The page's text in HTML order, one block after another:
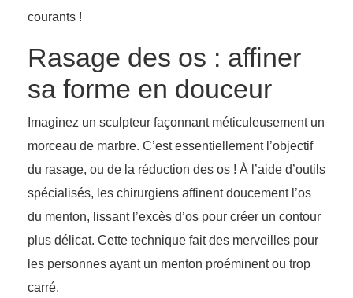
courants !
Rasage des os : affiner
sa forme en douceur
Imaginez un sculpteur façonnant méticuleusement un
morceau de marbre. C’est essentiellement l’objectif
du rasage, ou de la réduction des os ! À l’aide d’outils
spécialisés, les chirurgiens affinent doucement l’os
du menton, lissant l’excès d’os pour créer un contour
plus délicat. Cette technique fait des merveilles pour
les personnes ayant un menton proéminent ou trop
carré.